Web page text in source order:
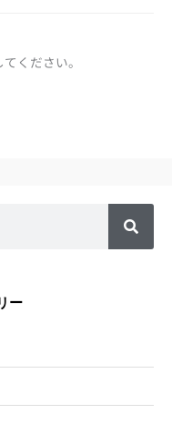
てください。
ー